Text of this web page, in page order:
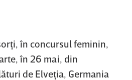
în concursul feminin,
în 26 mai, din
de Elveţia, Germania